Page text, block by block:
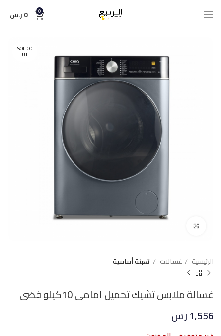
0
0 ر.س
SOLD O
UT
الرئيسية غسالات تعبئة أمامية
غسالة ملابس تشيك تحميل امامى 10كيلو فضى
1,556ر.س